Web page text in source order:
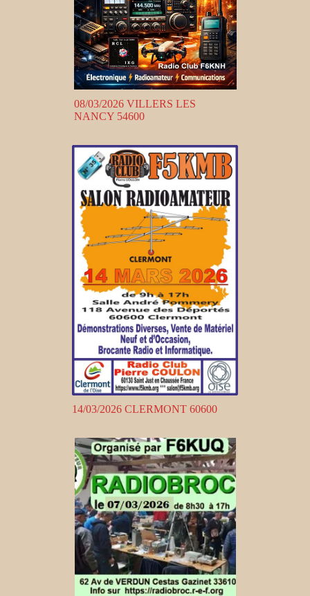
08/03/2026 VILLERS LES
NANCY 54600
14/03/2026 CLERMONT 60600